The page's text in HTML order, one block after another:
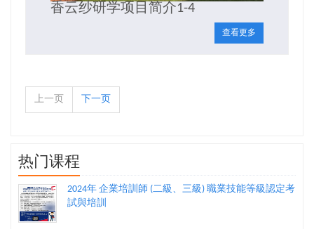
香云纱研学项目简介1-4
查看更多
上一页 下一页
热门课程
2024年 企業培訓師 (二級、三級) 職業技能等級認定考
試與培訓